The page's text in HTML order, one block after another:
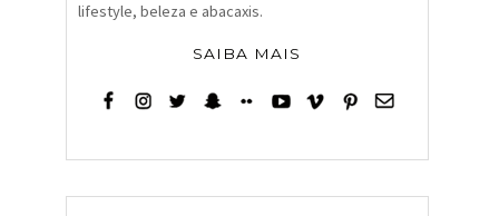
lifestyle, beleza e abacaxis.
SAIBA MAIS